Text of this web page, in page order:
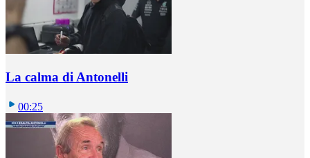
La calma di Antonelli
00:25